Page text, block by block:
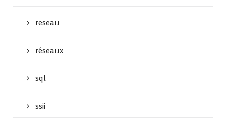
reseau
réseaux
sql
ssii